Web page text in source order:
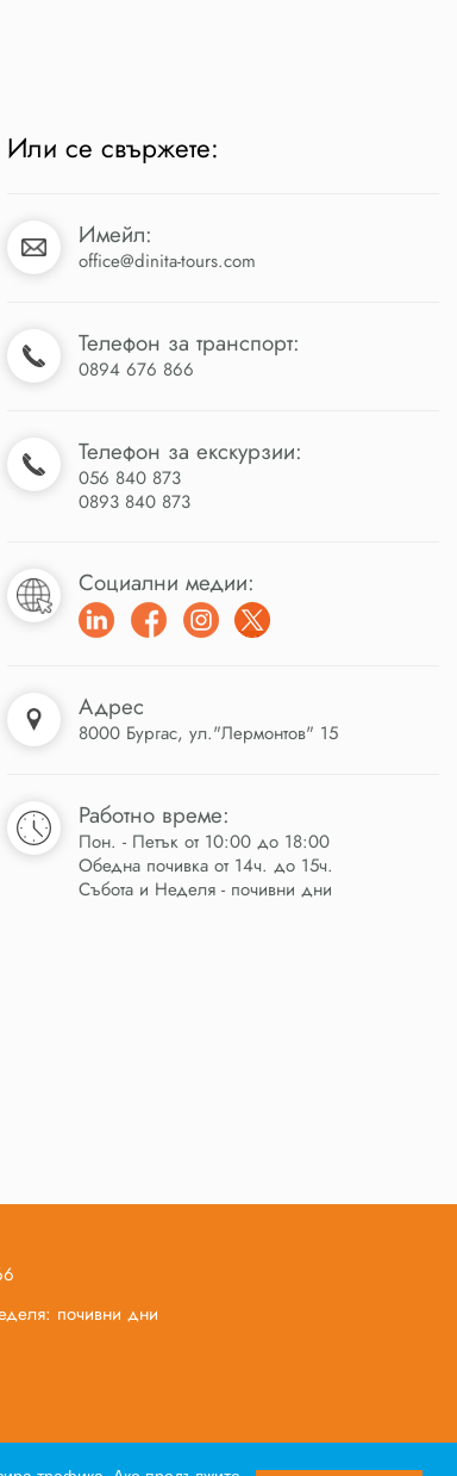
Или се свържете:
Имейл:
office@dinita-tours.com
Телефон за транспорт:
0894 676 866
Телефон за екскурзии:
056 840 873
0893 840 873
Социални медии:
Адрес
8000 Бургас, ул."Лермонтов" 15
Работно време:
Пон. - Петък от 10:00 до 18:00
Обедна почивка от 14ч. до 15ч.
Събота и Неделя - почивни дни
почивни дни
Лични данни Партньори